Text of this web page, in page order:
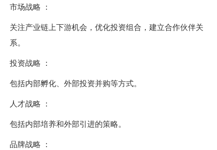
市场战略 ：
关注产业链上下游机会，优化投资组合，建立合作伙伴关
系。
投资战略 ：
包括内部孵化、外部投资并购等方式。
人才战略 ：
包括内部培养和外部引进的策略。
品牌战略 ：